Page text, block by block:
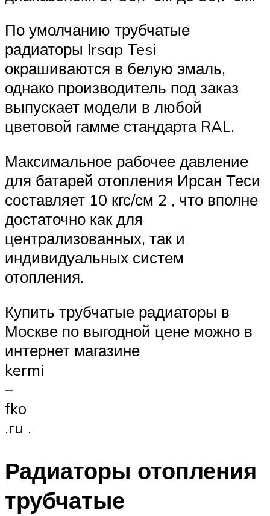
По умолчанию трубчатые
радиаторы Irsap Tesi
окрашиваются в белую эмаль,
однако производитель под заказ
выпускает модели в любой
цветовой гамме стандарта RAL.
Максимальное рабочее давление
для батарей отопления Ирсан Теси
составляет 10 кгс/см 2 , что вполне
достаточно как для
централизованных, так и
индивидуальных систем
отопления.
Купить трубчатые радиаторы в
Москве по выгодной цене можно в
интернет магазине
kermi
–
fko
.ru .
Радиаторы отопления
трубчатые